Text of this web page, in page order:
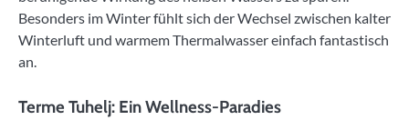
Besonders im Winter fühlt sich der Wechsel zwischen kalter
Winterluft und warmem Thermalwasser einfach fantastisch
an.
Terme Tuhelj: Ein Wellness-Paradies